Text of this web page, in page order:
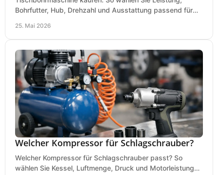
Bohrfutter, Hub, Drehzahl und Ausstattung passend für
25. Mai 2026
Welcher Kompressor für Schlagschrauber?
Welcher Kompressor für Schlagschrauber passt? So
wählen Sie Kessel, Luftmenge, Druck und Motorleistung